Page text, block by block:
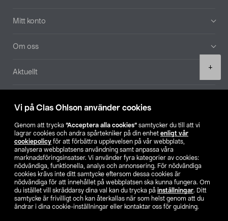
Vi på Clas Ohlson använder cookies
Genom att trycka ”Acceptera alla cookies” samtycker du till att vi
lagrar cookies och andra spårtekniker på din enhet enligt vår
cookiepolicy för att förbättra upplevelsen på vår webbplats,
analysera webbplatsens användning samt anpassa våra
marknadsföringsinsatser. Vi använder fyra kategorier av cookies:
nödvändiga, funktionella, analys och annonsering. För nödvändiga
cookies krävs inte ditt samtycke eftersom dessa cookies är
nödvändiga för att innehållet på webbplatsen ska kunna fungera. Om
du istället vill skräddarsy dina val kan du trycka på inställningar. Ditt
samtycke är frivilligt och kan återkallas när som helst genom att du
ändrar i dina cookie-inställningar eller kontaktar oss för guidning.
+
Mitt konto
Om oss
Aktuellt
Hitta butik
SE NO FI